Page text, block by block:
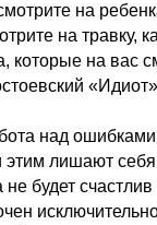
на
на травку,
которые на вас
над
лишают себя
будет счастлив